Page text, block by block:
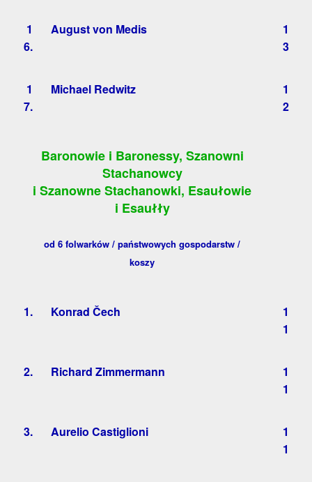
1
6.
August von Medis
1
3
1
7.
Michael Redwitz
1
2
Baronowie i Baronessy, Szanowni
Stachanowcy
i Szanowne Stachanowki, Esaułowie
i Esaułły
od 6 folwarków / państwowych gospodarstw /
koszy
1. Konrad Čech
1
1
2. Richard Zimmermann
1
1
3. Aurelio Castiglioni
1
1